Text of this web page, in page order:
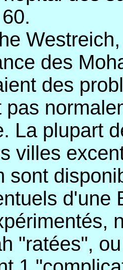
des
des
pas
La plupart
villes
sont
d'une
"ratées",